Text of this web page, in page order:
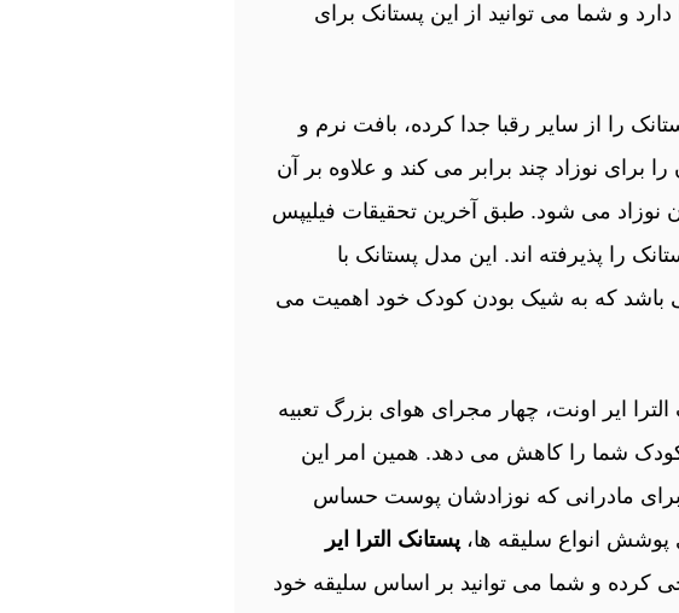
و شما می‌ توانید از این پستانک برای
را از سایر رقبا جدا کرده، بافت نرم و
نوزاد چند برابر می‌ کند و علاوه بر آن
نوزاد می‌ شود. طبق آخرین تحقیقات فیلیپس
پستانک را پذیرفته اند. این مدل پستانک با
باشد که به شیک بودن کودک خود اهمیت می
ایر اونت، چهار مجرای هوای بزرگ تعبیه
شما را کاهش می‌ دهد. همین امر این
برای مادرانی که نوزادشان پوست حساس
پوشش انواع سلیقه ها، پستانک الترا ایر
کرده و شما می‌ توانید بر اساس سلیقه خود